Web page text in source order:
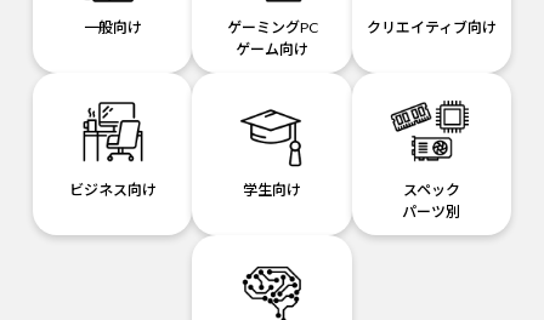
一般向け
ゲーミングPC
ゲーム向け
クリエイティブ向け
ビジネス向け 学生向け
スペック
パーツ別